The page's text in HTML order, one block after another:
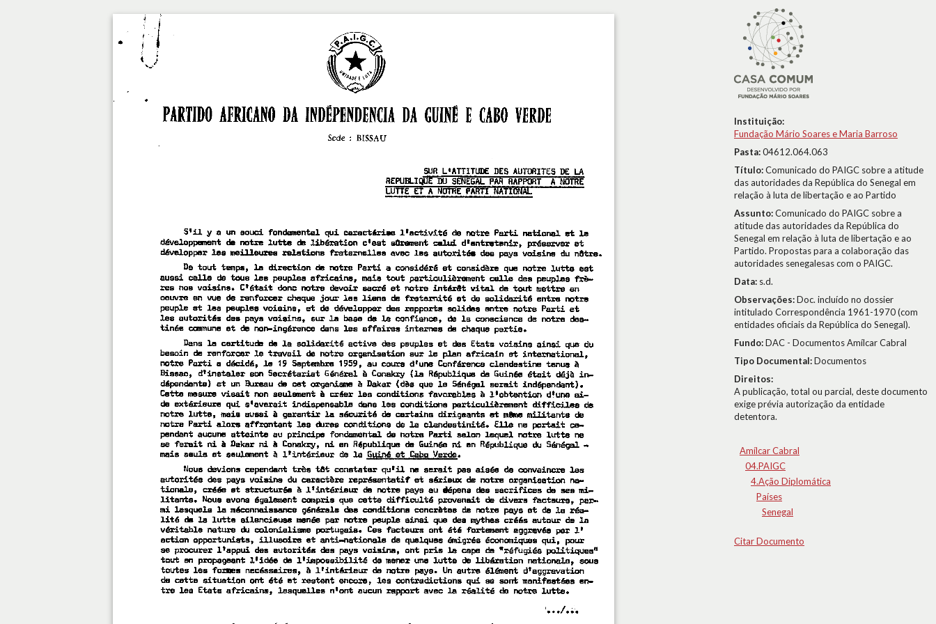
Instituição:
Fundação Mário Soares e Maria Barroso
Pasta:04612.064.063
Título:Comunicado do PAIGC sobre a atitude
das autoridades da República do Senegal em
relação à luta de libertação e ao Partido
Assunto:Comunicado do PAIGC sobre a
atitude das autoridades da República do
Senegal em relação à luta de libertação e ao
Partido. Propostas para a colaboração das
autoridades senegalesas com o PAIGC.
Data: s.d.
Observações:Doc. incluído no dossier
intitulado Correspondência 1961-1970 (com
entidades oficiais da República do Senegal).
Fundo:DAC - Documentos Amílcar Cabral
Tipo Documental:Documentos
Direitos:
A publicação, total ou parcial, deste documento
exige prévia autorização da entidade
detentora.
Amílcar Cabral
04.PAIGC
4.Ação Diplomática
Países
Senegal
Citar Documento